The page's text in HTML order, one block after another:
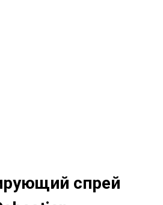
спрей